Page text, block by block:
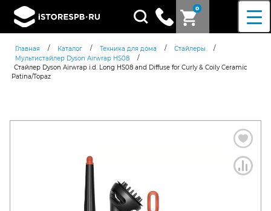
0
Поиск
товаров
Главная / Каталог / Техника для дома / Стайлеры
/
Мультистайлер Dyson Airwrap HS08
/
Стайлер Dyson Airwrap i.d. Long HS08 and Diffuse for Curly & Coily Ceramic
Patina/Topaz